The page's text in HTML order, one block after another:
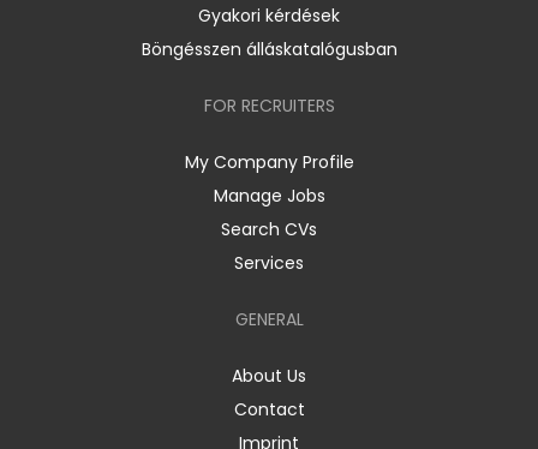
Gyakori kérdések
Böngésszen álláskatalógusban
FOR RECRUITERS
My Company Profile
Manage Jobs
Search CVs
Services
GENERAL
About Us
Contact
Imprint